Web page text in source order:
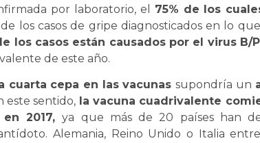
por laboratorio, el 75% de los
los casos de gripe diagnosticados en lo
los casos están causados por el virus B/
de este año.
cuarta cepa en las vacunas supondría un
este sentido, la vacuna cuadrivalente
en 2017,ya que más de 20 países han
Alemania, Reino Unido o Italia